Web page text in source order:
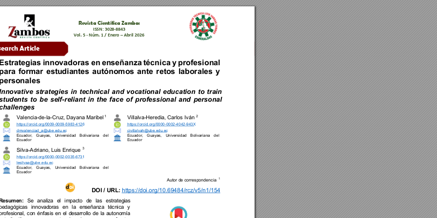
Revista Científica Zambos
ISSN: 3028-8843
Vol. 5 - Núm. 1 / Enero – Abril 2026
innovadoras en enseñanza técnica y profesional
formar estudiantes autónomos ante retos laborales y
strategies in technical and vocational education to train
to be self-reliant in the face of professional and personal
Valencia-de-la-Cruz, Dayana Maribel 1 Villalva-Heredia, Carlos Iván 2
https://orcid.org/0009-0009-5983-4126 https://orcid.org/0000-0002-4042-943X
dmvalenciad_a@ube.edu.ec
civillalvah@ube.edu.ec
Ecuador,
Guayas, Universidad Bolivariana
del
Ecuador
Ecuador, Guayas, Universidad Bolivariana
del
Ecuador
Silva-Adriano, Luis Enrique 3
https://orcid.org/0000-0002-0035-6731
lesilvaa@ube.edu.ec
Ecuador,
Guayas, Universidad Bolivariana
del
Ecuador
Autor de correspondencia 1
DOI / URL: https://doi.org/10.69484/rcz/v5/n1/154
Se analiza el impacto de las
estrategias
innovadoras en la enseñanza técnica
y
con énfasis en el desarroll o de la autonomía
Article